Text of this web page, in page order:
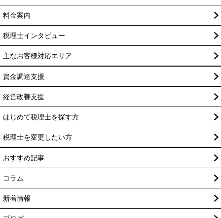
料金案内
税理士インタビュー
主なお客様対応エリア
資金調達支援
経営改善支援
はじめて税理士を探す方
税理士を変更したい方
おすすめ記事
コラム
新着情報